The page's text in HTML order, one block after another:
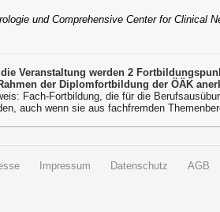
und Comprehensive Center for Clinical
Veranstaltung werden 2
der Diplomfortbildung der ÖÄK
Fach-Fortbildung, die für die
auch wenn sie aus fachfremden
Impressum Datenschutz AGB